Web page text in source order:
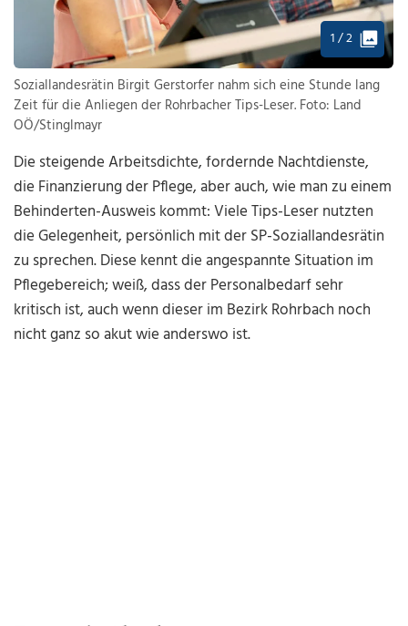
1 / 2
Soziallandesrätin Birgit Gerstorfer nahm sich eine Stunde lang
Zeit für die Anliegen der Rohrbacher Tips-Leser. Foto: Land
OÖ/Stinglmayr
Die steigende Arbeitsdichte, fordernde Nachtdienste,
die Finanzierung der Pflege, aber auch, wie man zu einem
Behinderten-Ausweis kommt: Viele Tips-Leser nutzten
die Gelegenheit, persönlich mit der SP-Soziallandesrätin
zu sprechen. Diese kennt die angespannte Situation im
Pflegebereich; weiß, dass der Personalbedarf sehr
kritisch ist, auch wenn dieser im Bezirk Rohrbach noch
nicht ganz so akut wie anderswo ist.